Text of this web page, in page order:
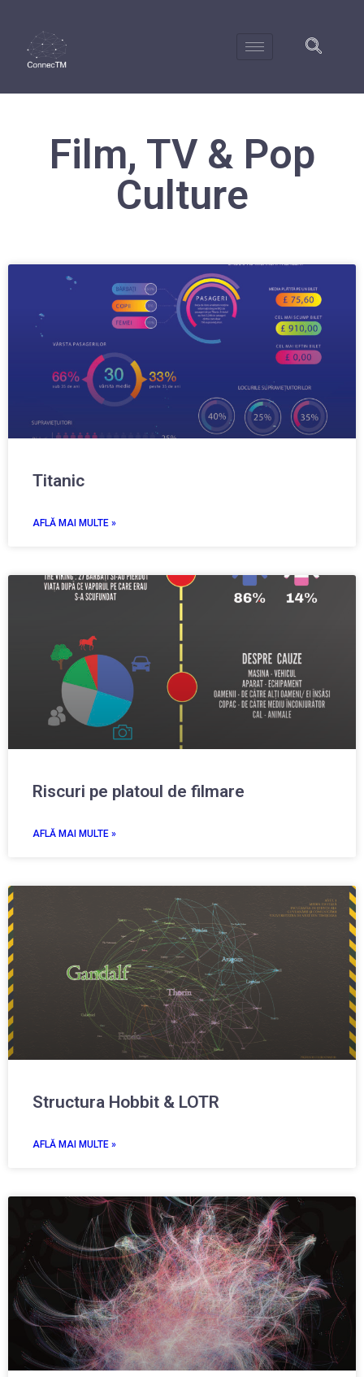
Film, TV & Pop
Culture
Titanic
AFLĂ MAI MULTE »
Riscuri pe platoul de filmare
AFLĂ MAI MULTE »
Structura Hobbit & LOTR
AFLĂ MAI MULTE »